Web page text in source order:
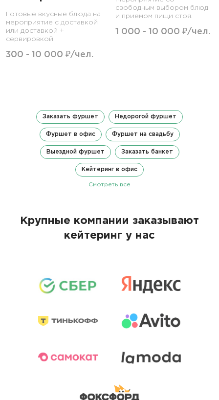
Готовые вкусные блюда на
мероприятие с доставкой
или доставкой +
сервировкой.
300 - 10 000 ₽/чел.
свободным выбором блюд
и приемом пищи стоя.
1 000 - 10 000 ₽/чел.
Заказать фуршет Недорогой фуршет
Фуршет в офис Фуршет на свадьбу
Выездной фуршет Заказать банкет
Кейтеринг в офис
Смотреть все
Крупные компании заказывают
кейтеринг у нас